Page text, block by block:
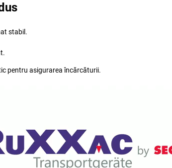
stabil.
pentru asigurarea încărcăturii.